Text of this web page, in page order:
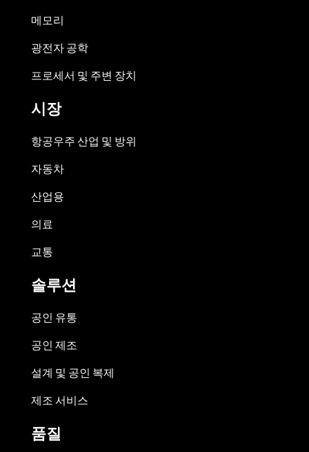
메모리
광전자 공학
프로세서 및 주변 장치
시장
항공우주 산업 및 방위
자동차
산업용
의료
교통
솔루션
공인 유통
공인 제조
설계 및 공인 복제
제조 서비스
품질